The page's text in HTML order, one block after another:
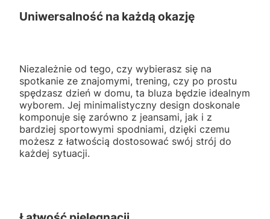
Uniwersalność na każdą okazję
Niezależnie od tego, czy wybierasz się na
spotkanie ze znajomymi, trening, czy po prostu
spędzasz dzień w domu, ta bluza będzie idealnym
wyborem. Jej minimalistyczny design doskonale
komponuje się zarówno z jeansami, jak i z
bardziej sportowymi spodniami, dzięki czemu
możesz z łatwością dostosować swój strój do
każdej sytuacji.